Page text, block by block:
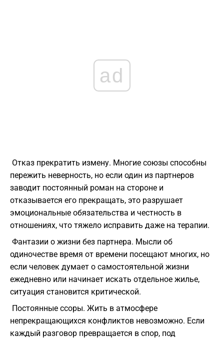
ad
Отказ прекратить измену. Многие союзы способны
пережить неверность, но если один из партнеров
заводит постоянный роман на стороне и
отказывается его прекращать, это разрушает
эмоциональные обязательства и честность в
отношениях, что тяжело исправить даже на терапии.
Фантазии о жизни без партнера. Мысли об
одиночестве время от времени посещают многих, но
если человек думает о самостоятельной жизни
ежедневно или начинает искать отдельное жилье,
ситуация становится критической.
Постоянные ссоры. Жить в атмосфере
непрекращающихся конфликтов невозможно. Если
каждый разговор превращается в спор, под